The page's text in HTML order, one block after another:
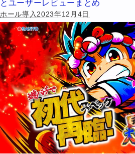
とユーザーレビューまとめ
ホール導入2023年12月4日